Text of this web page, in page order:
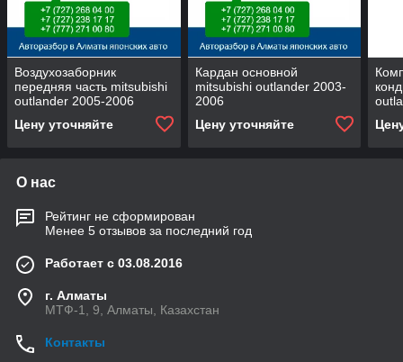
Воздухозаборник
передняя часть mitsubishi
outlander 2005-2006
Цену уточняйте
Кардан основной
mitsubishi outlander 2003-
2006
Цену уточняйте
О нас
Рейтинг не сформирован
Менее 5 отзывов за последний год
Работает с 03.08.2016
г. Алматы
МТФ-1, 9, Алматы, Казахстан
Контакты